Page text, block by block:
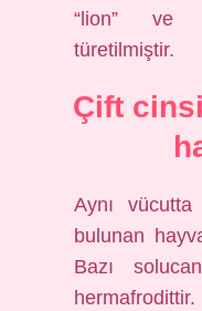
“lion” ve
türetilmiştir.
Çift
Aynı
bulunan
Bazı